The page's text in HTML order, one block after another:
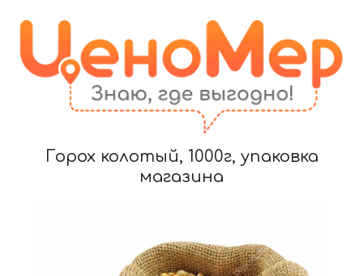
Горох колотый, 1000г, упаковка
магазина